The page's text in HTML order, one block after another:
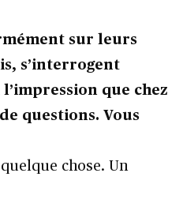
sur leurs
s’interrogent
que chez
questions. Vous
chose. Un